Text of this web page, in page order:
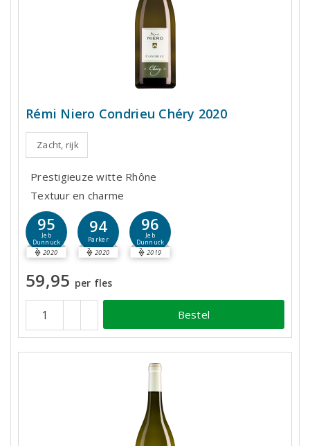
Rémi Niero Condrieu Chéry 2020
Zacht, rijk
Prestigieuze witte Rhône
Textuur en charme
95
Jeb
Dunnuck
2020
94
Parker
2020
96
Jeb
Dunnuck
2019
59,95 per fles
Bestel